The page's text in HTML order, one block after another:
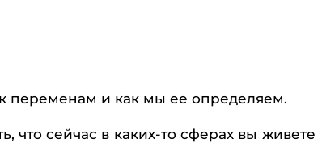
переменам и как мы ее определяем.
что сейчас в каких-то сферах вы живете